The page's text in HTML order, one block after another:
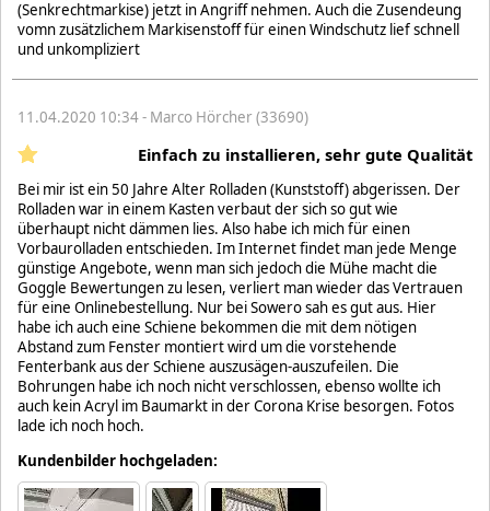
(Senkrechtmarkise) jetzt in Angriff nehmen. Auch die Zusendeung
vomn zusätzlichem Markisenstoff für einen Windschutz lief schnell
und unkompliziert
11.04.2020 10:34 - Marco Hörcher (33690)
Einfach zu installieren, sehr gute Qualität
Bei mir ist ein 50 Jahre Alter Rolladen (Kunststoff) abgerissen. Der
Rolladen war in einem Kasten verbaut der sich so gut wie
überhaupt nicht dämmen lies. Also habe ich mich für einen
Vorbaurolladen entschieden. Im Internet findet man jede Menge
günstige Angebote, wenn man sich jedoch die Mühe macht die
Goggle Bewertungen zu lesen, verliert man wieder das Vertrauen
für eine Onlinebestellung. Nur bei Sowero sah es gut aus. Hier
habe ich auch eine Schiene bekommen die mit dem nötigen
Abstand zum Fenster montiert wird um die vorstehende
Fenterbank aus der Schiene auszusägen-auszufeilen. Die
Bohrungen habe ich noch nicht verschlossen, ebenso wollte ich
auch kein Acryl im Baumarkt in der Corona Krise besorgen. Fotos
lade ich noch hoch.
Kundenbilder hochgeladen: